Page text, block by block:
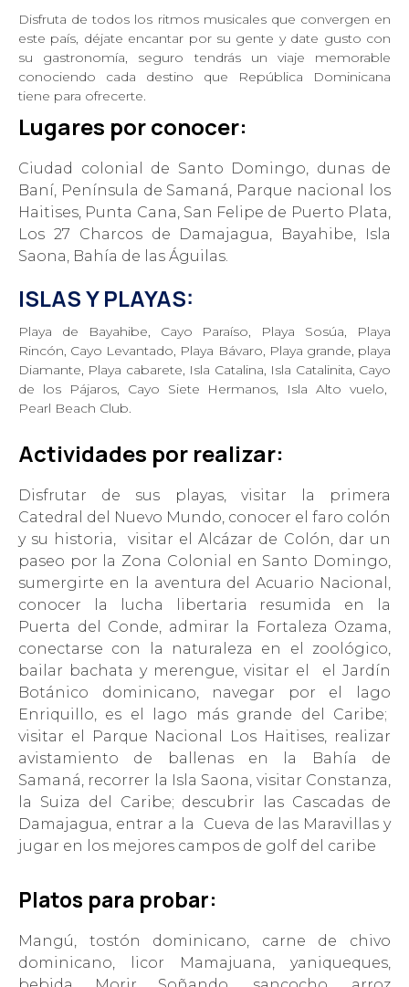
Disfruta de todos los ritmos musicales que convergen en
este país, déjate encantar por su gente y date gusto con
su gastronomía, seguro tendrás un viaje memorable
conociendo cada destino que República Dominicana
tiene para ofrecerte.
Lugares por conocer:
Ciudad colonial de Santo Domingo, dunas de
Baní, Península de Samaná, Parque nacional los
Haitises, Punta Cana, San Felipe de Puerto Plata,
Los 27 Charcos de Damajagua, Bayahibe, Isla
Saona, Bahía de las Águilas.
ISLAS Y PLAYAS:
Playa de Bayahibe, Cayo Paraíso, Playa Sosúa, Playa
Rincón, Cayo Levantado, Playa Bávaro, Playa grande, playa
Diamante, Playa cabarete, Isla Catalina, Isla Catalinita, Cayo
de los Pájaros, Cayo Siete Hermanos, Isla Alto vuelo,
Pearl Beach Club.
Actividades por realizar:
Disfrutar de sus playas, visitar la primera
Catedral del Nuevo Mundo, conocer el faro colón
y su historia, visitar el Alcázar de Colón, dar un
paseo por la Zona Colonial en Santo Domingo,
sumergirte en la aventura del Acuario Nacional,
conocer la lucha libertaria resumida en la
Puerta del Conde, admirar la Fortaleza Ozama,
conectarse con la naturaleza en el zoológico,
bailar bachata y merengue, visitar el el Jardín
Botánico dominicano, navegar por el lago
Enriquillo, es el lago más grande del Caribe;
visitar el Parque Nacional Los Haitises, realizar
avistamiento de ballenas en la Bahía de
Samaná, recorrer la Isla Saona, visitar Constanza,
la Suiza del Caribe; descubrir las Cascadas de
Damajagua, entrar a la Cueva de las Maravillas y
jugar en los mejores campos de golf del caribe
Platos para probar:
Mangú, tostón dominicano, carne de chivo
dominicano, licor Mamajuana, yaniqueques,